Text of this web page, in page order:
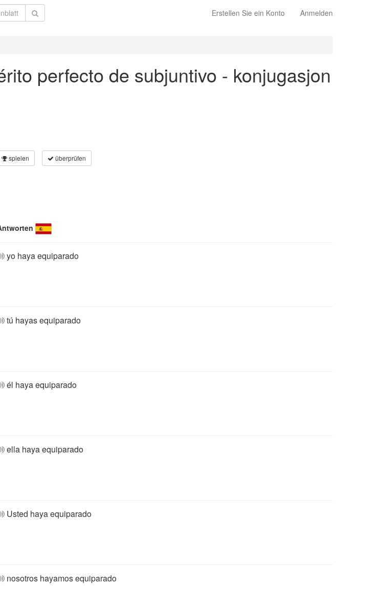
Erstellen Sie ein Konto Anmelden
perfecto de subjuntivo - konjugasjon
spielen überprüfen
yo haya equiparado
tú hayas equiparado
él haya equiparado
ella haya equiparado
Usted haya equiparado
nosotros hayamos equiparado